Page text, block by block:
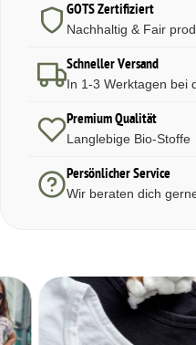
GOTS Zertifiziert
Nachhaltig & Fair
Schneller Versand
In 1-3 Werktagen bei
Premium Qualität
Langlebige Bio-Stoffe
Persönlicher Service
Wir beraten dich